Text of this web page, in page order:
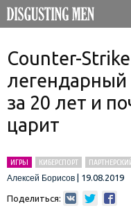
Counter-
за 20 лет и
царит
ИГРЫ КИБЕРСПОРТ
Алексей Борисов
19.08.2019
Поделиться: